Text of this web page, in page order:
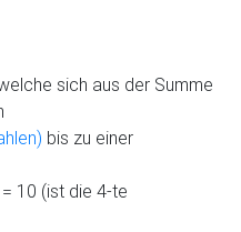
sich aus der Summe
bis zu einer
10 (ist die 4-te